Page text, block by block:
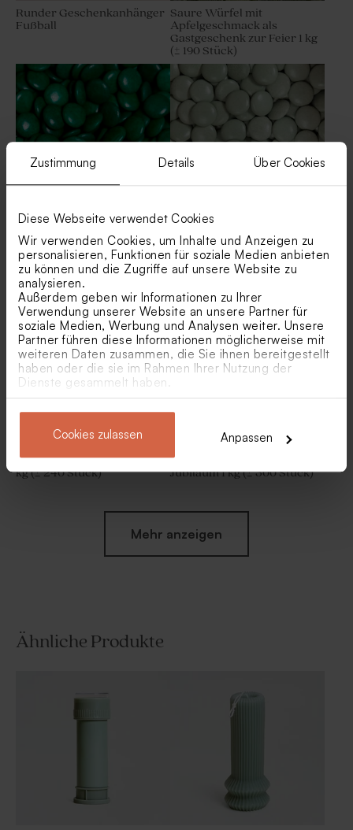
Zustimmung Details Über Cookies
Diese Webseite verwendet Cookies
Wir verwenden Cookies, um Inhalte und Anzeigen zu
personalisieren, Funktionen für soziale Medien anbieten
zu können und die Zugriffe auf unsere Website zu
analysieren.
Außerdem geben wir Informationen zu Ihrer
Verwendung unserer Website an unsere Partner für
soziale Medien, Werbung und Analysen weiter. Unsere
Partner führen diese Informationen möglicherweise mit
weiteren Daten zusammen, die Sie ihnen bereitgestellt
haben oder die sie im Rahmen Ihrer Nutzung der
Dienste gesammelt haben.
Cookies zulassen Anpassen
Runder Geschenkanhänger
Fußball
Saure Würfel mit
Apfelgeschmack als
Gastgeschenk zur Feier 1 kg
(± 190 Stück)
als Gastgeschenk
Kindergeburtstag 1 kg (± 1120
Stück)
Eukalyptus als
Gastgeschenk Geburtstag 1
kg (± 1120 Stück)
als Gastgeschenk zur Party 1
kg (± 240 Stück)
Eukalyptus-Dragees mit
Mandelgeschmack zum
Jubiläum 1 kg (± 300 Stück)
Geburtstagsparty (30 Stück)
Neu
Mehr anzeigen
Ähnliche Produkte